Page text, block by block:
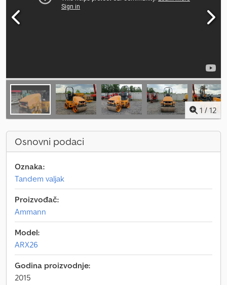
1 / 12
Osnovni podaci
Oznaka:
Tandem valjak
Proizvođač:
Ammann
Model:
ARX26
Godina proizvodnje:
2015